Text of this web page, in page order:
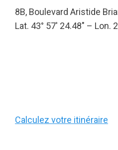
8B, Boulevard Aristide
Lat. 43° 57′ 24.48″ – Lon.
Calculez votre itinéraire